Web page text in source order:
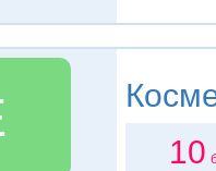
10